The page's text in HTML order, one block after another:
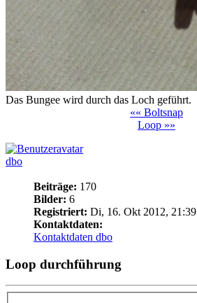
Das Bungee wird durch das Loch geführt.
«« Boltsnap
Loop »»
dbo
Beiträge: 170
Bilder: 6
Registriert: Di, 16. Okt 2012, 21:39
Kontaktdaten:
Kontaktdaten dbo
Loop durchführung